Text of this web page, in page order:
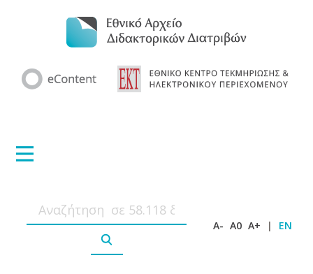
A- A0 A+ | EN